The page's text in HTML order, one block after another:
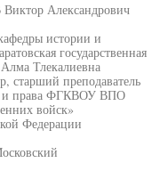
Александрович
истории и
государственная
Тлекалиевна
старший преподаватель
и права ФГКВОУ ВПО
войск»
Федерации